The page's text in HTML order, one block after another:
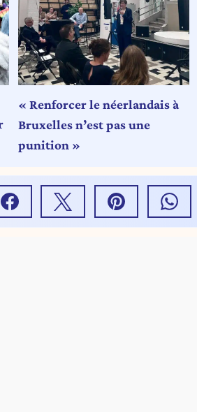
« Renforcer le néerlandais à
Bruxelles n’est pas une
punition »